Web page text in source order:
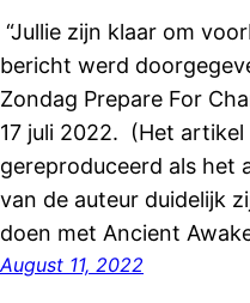
“Jullie zijn klaar om
bericht werd
Zondag Prepare For
17 juli 2022. (Het
gereproduceerd als het
van de auteur duidelijk
doen met Ancient
August 11, 2022